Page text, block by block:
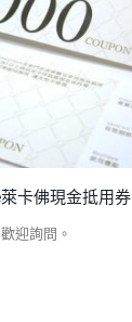
卡佛現金抵用券
迎詢問。